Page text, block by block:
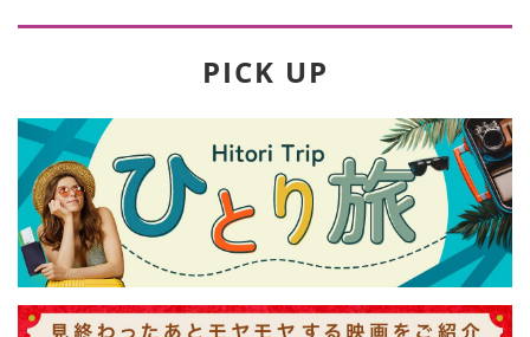
PICK UP